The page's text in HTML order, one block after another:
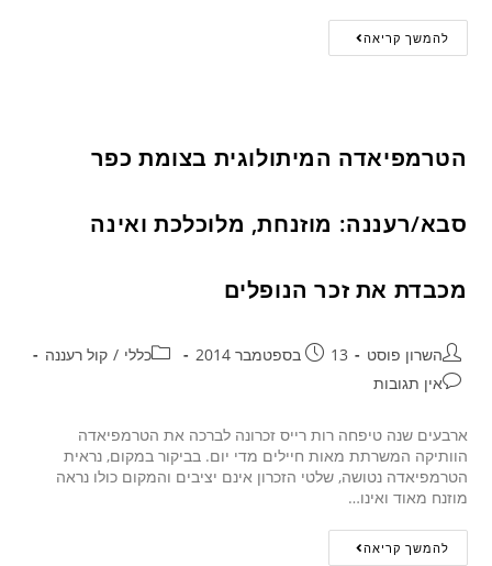
להמשך קריאה
הטרמפיאדה המיתולוגית בצומת כפר
סבא/רעננה: מוזנחת, מלוכלכת ואינה
מכבדת את זכר הנופלים
השרון פוסט 13 בספטמבר 2014 כללי / קול רעננה
אין תגובות
ארבעים שנה טיפחה רות רייס זכרונה לברכה את הטרמפיאדה
הוותיקה המשרתת מאות חיילים מדי יום. בביקור במקום, נראית
הטרמפיאדה נטושה, שלטי הזכרון אינם יציבים והמקום כולו נראה
מוזנח מאוד ואינו…
להמשך קריאה